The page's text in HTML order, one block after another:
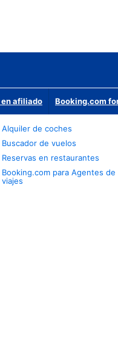
afiliado Booking.com
Alquiler de coches
Buscador de vuelos
Reservas en restaurantes
Booking.com para Agentes de
viajes